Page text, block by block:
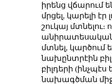
իրենց վճարում
մրցել, կարելի էր
շուկայ մտնելու։
անիրատեսական
մտնել, կարծում
նախընտրէին
բիլդերի (ինչպէս
նախագծման